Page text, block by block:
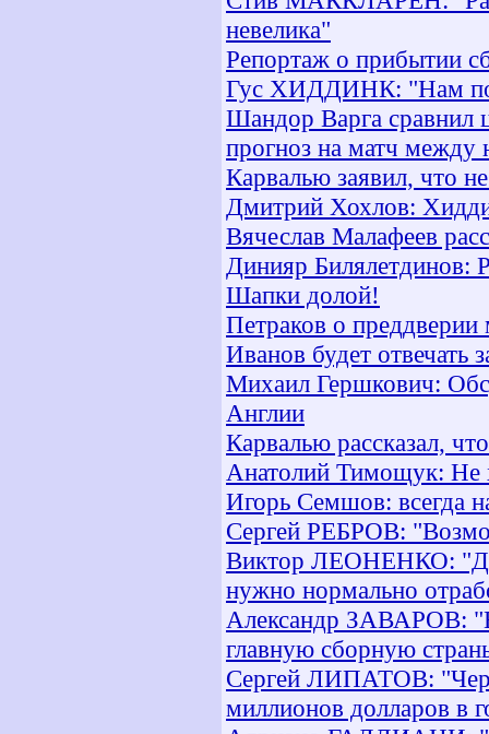
невелика"
Репортаж о прибытии
Гус ХИДДИНК: "Нам
Шандор Варга сравнил
прогноз на матч между
Карвалью заявил, что
Дмитрий Хохлов:
Вячеслав Малафеев
Динияр Билялетдинов:
Шапки долой!
Петраков о
Иванов будет отвечать
Михаил Гершкович:
Англии
Карвалью рассказал,
Анатолий Тимощук: Не
Игорь Семшов: всегда
Сергей РЕБРОВ:
Виктор ЛЕОНЕНКО: "Для
нужно нормально
Александр ЗАВАРОВ:
главную сборную
Сергей ЛИПАТОВ:
миллионов долларов в